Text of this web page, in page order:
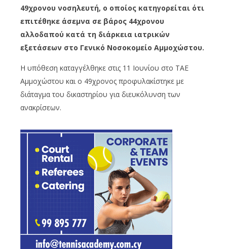
49χρονου νοσηλευτή, ο οποίος κατηγορείται ότι
επιτέθηκε άσεμνα σε βάρος 44χρονου
αλλοδαπού κατά τη διάρκεια ιατρικών
εξετάσεων στο Γενικό Νοσοκομείο Αμμοχώστου.
Η υπόθεση καταγγέλθηκε στις 11 Ιουνίου στο ΤΑΕ
Αμμοχώστου και ο 49χρονος προφυλακίστηκε με
διάταγμα του δικαστηρίου για διευκόλυνση των
ανακρίσεων.